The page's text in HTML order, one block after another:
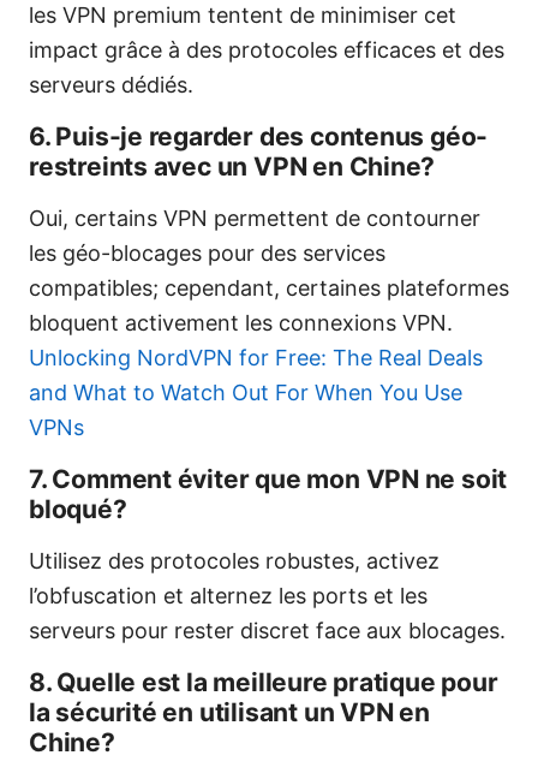
les VPN premium tentent de minimiser cet
impact grâce à des protocoles efficaces et des
serveurs dédiés.
6. Puis-je regarder des contenus géo-
restreints avec un VPN en Chine?
Oui, certains VPN permettent de contourner
les géo-blocages pour des services
compatibles; cependant, certaines plateformes
bloquent activement les connexions VPN.
Unlocking NordVPN for Free: The Real Deals
and What to Watch Out For When You Use
VPNs
7. Comment éviter que mon VPN ne soit
bloqué?
Utilisez des protocoles robustes, activez
l’obfuscation et alternez les ports et les
serveurs pour rester discret face aux blocages.
8. Quelle est la meilleure pratique pour
la sécurité en utilisant un VPN en
Chine?